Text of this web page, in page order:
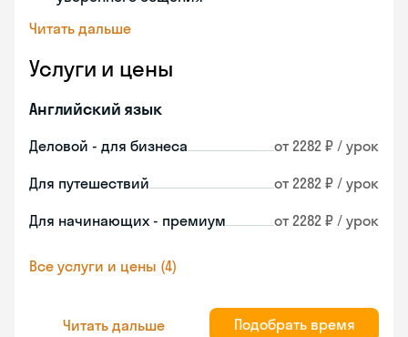
Читать дальше
Услуги и цены
Английский язык
Деловой - для бизнеса от 2282 ₽ / урок
Для путешествий от 2282 ₽ / урок
Для начинающих - премиум от 2282 ₽ / урок
Все услуги и цены (4)
Читать дальше Подобрать время